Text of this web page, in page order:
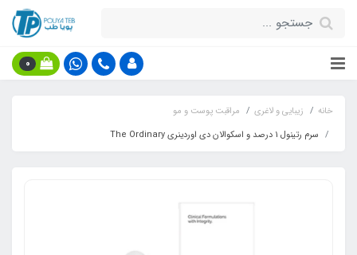
0
خانه زیبایی و لاغری
مراقبت پوست و مو
سرم رتینول 1 درصد و اسکوالان دی اوردینری The Ordinary